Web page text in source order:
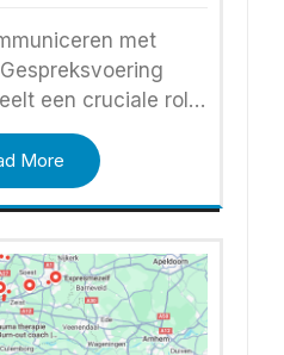
met
een cruciale rol…
More